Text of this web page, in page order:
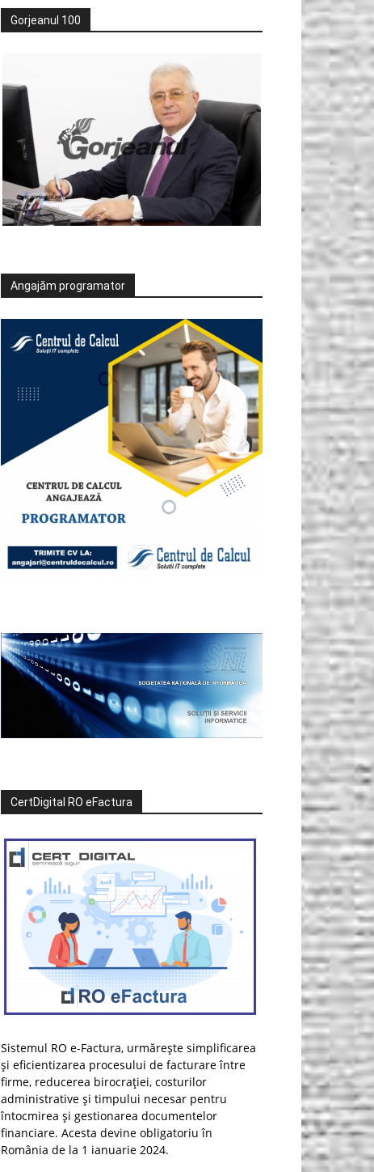
Gorjeanul 100
Angajăm programator
CertDigital RO eFactura
Sistemul RO e-Factura, urmărește simplificarea
și eficientizarea procesului de facturare între
firme, reducerea birocrației, costurilor
administrative și timpului necesar pentru
întocmirea și gestionarea documentelor
financiare. Acesta devine obligatoriu în
România de la 1 ianuarie 2024.